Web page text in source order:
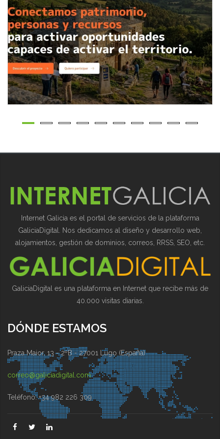
Internet Galicia es el portal de servicios de la plataforma
GaliciaDigital. Nos dedicamos al diseño y desarrollo web,
alojamientos, gestión de dominios, correos, RRSS, SEO, etc.
GaliciaDigital es una plataforma en Internet que recibe más de
40.000 visitas diarias.
DÓNDE ESTAMOS
Praza Maior, 13 - 2ºB - 27001 Lugo (España)
correo@galiciadigital.com
Teléfono: +34 982 226 309